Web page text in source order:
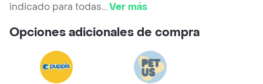
indicado para todas...Ver más
Opciones adicionales de compra